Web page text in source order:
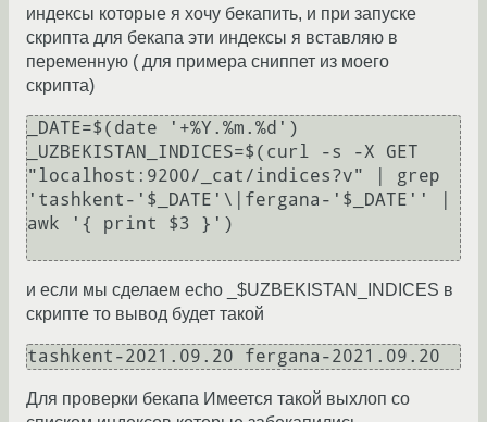
индексы которые я хочу бекапить, и при запуске
скрипта для бекапа эти индексы я вставляю в
переменную ( для примера сниппет из моего
скрипта)
_DATE=$(date '+%Y.%m.%d')
_UZBEKISTAN_INDICES=$(curl -s -X GET
"localhost:9200/_cat/indices?v" | grep
'tashkent-'$_DATE'\|fergana-'$_DATE'' |
awk '{ print $3 }')
и если мы сделаем echo _$UZBEKISTAN_INDICES в
скрипте то вывод будет такой
Для проверки бекапа Имеется такой выхлоп со